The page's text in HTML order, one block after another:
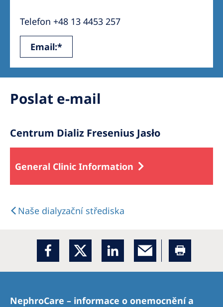
Philippines
North America
United States of America
NephroCare International
Telefon +48 13 4453 257
Email:*
Poslat e-mail
Centrum Dializ Fresenius Jasło
General Clinic Information
Naše dialyzační střediska
NephroCare – informace o onemocnění a